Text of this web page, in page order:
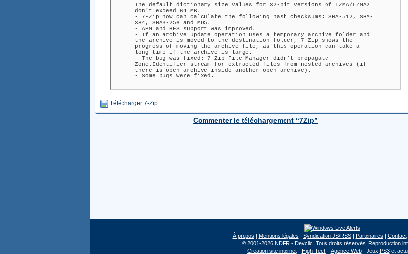
The default dictionary size values for 32-bit versions of LZMA/LZMA2
don't exceed 64 MB.
- 7-Zip now can calculate the following hash checksums: SHA-512, SHA-
384, SHA3-256 and MD5.
- APM and HFS support was improved.
- If an archive update operation uses a temporary archive folder and
the archive is moved to the destination folder, 7-Zip shows the
progress of moving the archive file, as this operation can take a
long time if the archive is large.
- The bug was fixed: 7-Zip File Manager didn't propagate
Zone.Identifier stream for extracted files from nested archives (if
there is open archive inside another open archive).
- Some bugs were fixed.
Télécharger 7-Zip
Commenter le téléchargement “7Zip”
À propos | Mentions légales | Syndication JS/RSS| Partenaires | Contact
© 2001-2026 NDFR - Devclic. Tous droits réservés. Reproduction
Creation site internet- High-Tech-Agence Web- Jeux PS3et